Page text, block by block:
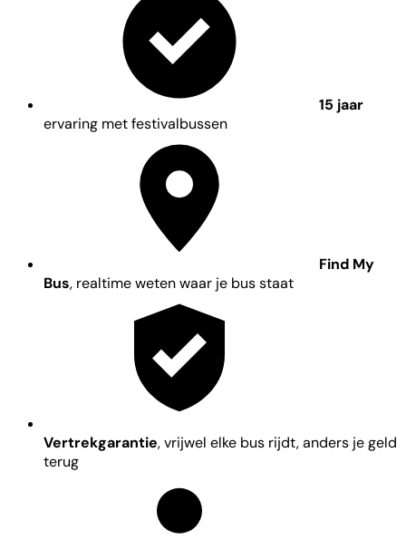
15 jaar
ervaring met festivalbussen
Find My
Bus, realtime weten waar je bus staat
Vertrekgarantie, vrijwel elke bus rijdt, anders je geld
terug